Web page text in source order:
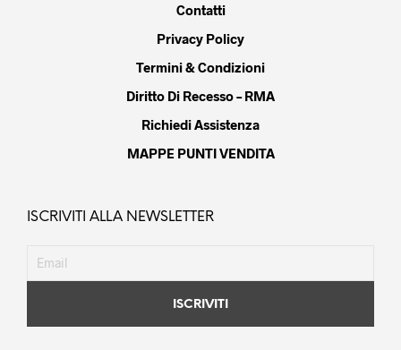
Contatti
Privacy Policy
Termini & Condizioni
Diritto Di Recesso – RMA
Richiedi Assistenza
MAPPE PUNTI VENDITA
ISCRIVITI ALLA NEWSLETTER